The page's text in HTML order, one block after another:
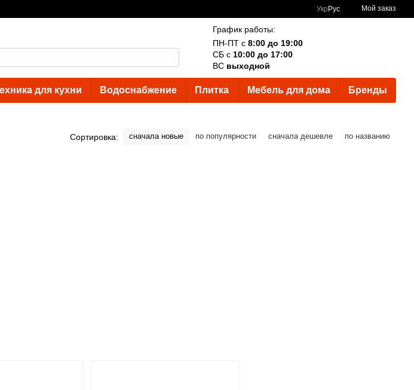
Укр Рус Мой заказ
График работы:
ПН-ПТ с 8:00 до 19:00
СБ с 10:00 до 17:00
ВС выходной
для кухни Водоснабжение Плитка Мебель для дома Бренды
Сортировка: сначала новые по популярности сначала дешевле по названию